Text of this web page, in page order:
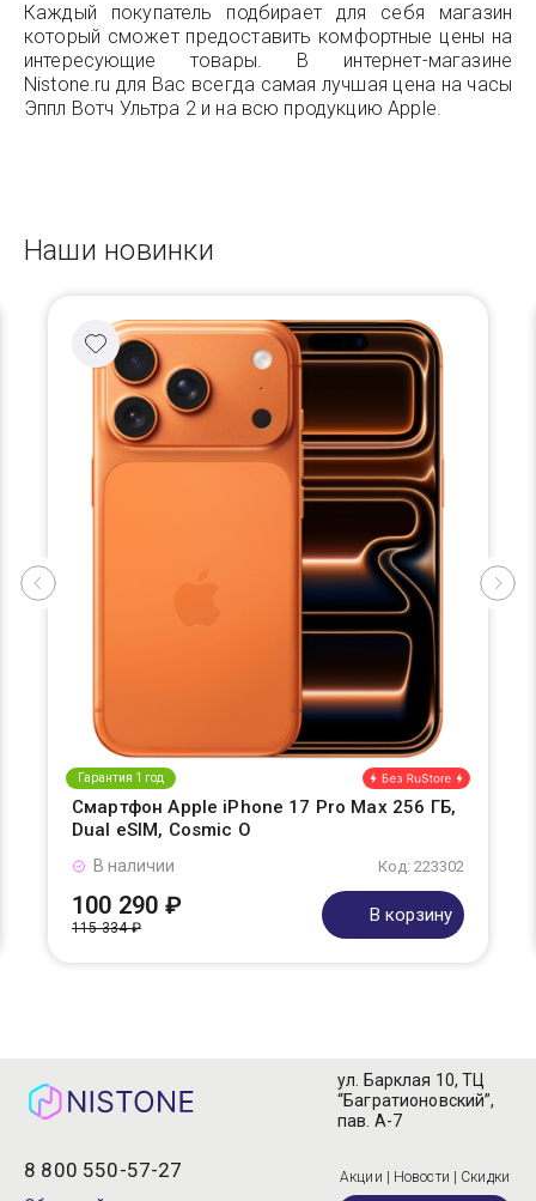
Каждый покупатель подбирает для себя магазин
который сможет предоставить комфортные цены на
интересующие товары. В интернет-магазине
Nistone.ru для Вас всегда самая лучшая цена на часы
Эппл Вотч Ультра 2 и на всю продукцию Apple.
Наши новинки
Гарантия 1 год
Смартфон Apple iPhone 17 Pro Max 256 ГБ,
Dual eSIM, Cosmic O
Код: 223302
В наличии
100 290 ₽
115 334 ₽
В корзину
8 800 550-57-27
ул. Барклая 10, ТЦ
“Багратионовский”,
пав. А-7
Акции | Новости | Скидки